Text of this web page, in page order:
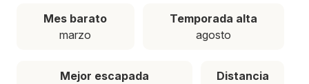
Mes barato
marzo
Temporada alta
agosto
Mejor escapada
Distancia